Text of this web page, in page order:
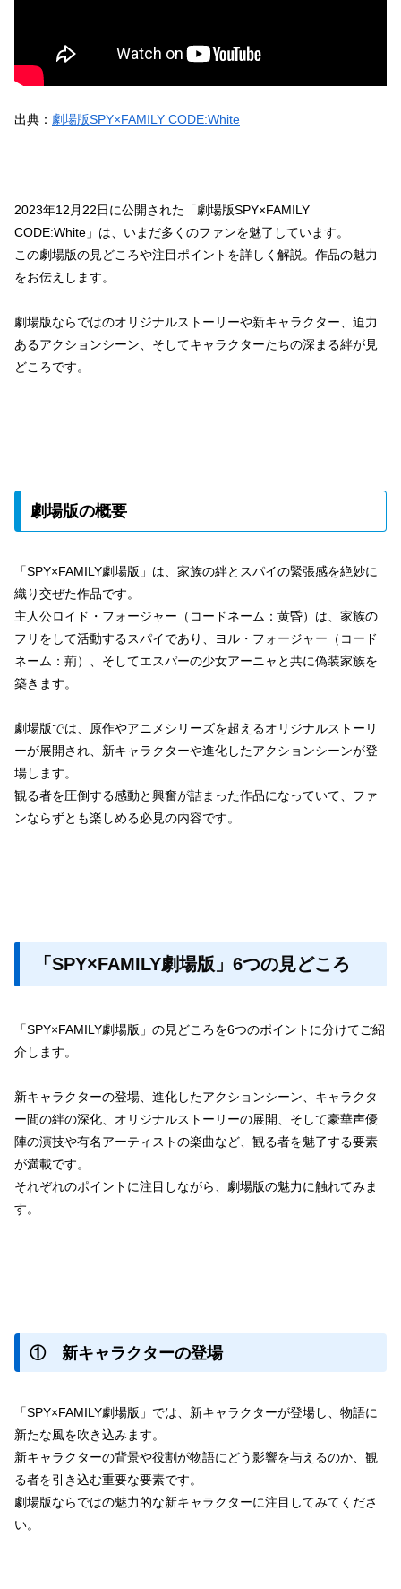
出典： 劇場版SPY×FAMILY CODE:White
2023年12月22日に公開された「劇場版SPY×FAMILY
CODE:White」は、いまだ多くのファンを魅了しています。
この劇場版の見どころや注目ポイントを詳しく解説。作品の魅力
をお伝えします。
劇場版ならではのオリジナルストーリーや新キャラクター、迫力
あるアクションシーン、そしてキャラクターたちの深まる絆が見
どころです。
劇場版の概要
「SPY×FAMILY劇場版」は、家族の絆とスパイの緊張感を絶妙に
織り交ぜた作品です。
主人公ロイド・フォージャー（コードネーム：黄昏）は、家族の
フリをして活動するスパイであり、ヨル・フォージャー（コード
ネーム：荊）、そしてエスパーの少女アーニャと共に偽装家族を
築きます。
劇場版では、原作やアニメシリーズを超えるオリジナルストーリ
ーが展開され、新キャラクターや進化したアクションシーンが登
場します。
観る者を圧倒する感動と興奮が詰まった作品になっていて、ファ
ンならずとも楽しめる必見の内容です。
「SPY×FAMILY劇場版」6つの見どころ
「SPY×FAMILY劇場版」の見どころを6つのポイントに分けてご紹
介します。
新キャラクターの登場、進化したアクションシーン、キャラクタ
ー間の絆の深化、オリジナルストーリーの展開、そして豪華声優
陣の演技や有名アーティストの楽曲など、観る者を魅了する要素
が満載です。
それぞれのポイントに注目しながら、劇場版の魅力に触れてみま
す。
① 新キャラクターの登場
「SPY×FAMILY劇場版」では、新キャラクターが登場し、物語に
新たな風を吹き込みます。
新キャラクターの背景や役割が物語にどう影響を与えるのか、観
る者を引き込む重要な要素です。
劇場版ならではの魅力的な新キャラクターに注目してみてくださ
い。